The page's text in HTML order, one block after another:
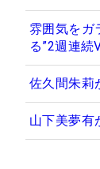
雰囲気をガ
る”2週連続
佐久間朱莉
山下美夢